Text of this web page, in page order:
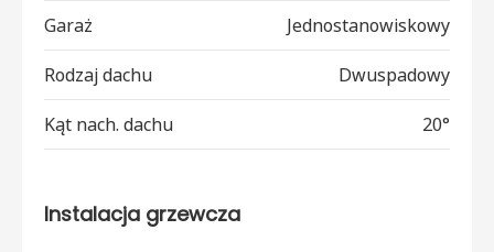
Garaż Jednostanowiskowy
Rodzaj dachu Dwuspadowy
Kąt nach. dachu 20°
Instalacja grzewcza